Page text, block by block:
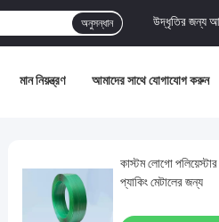
উদ্ধৃতির জন্য
অনুসন্ধান
মান নিয়ন্ত্রণ আমাদের সাথে যোগাযোগ করুন
কাস্টম লোগো পলিয়েস্টার
প্যাকিং মেটালের জন্য